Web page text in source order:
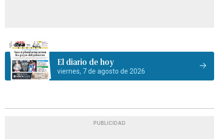
El diario de hoy
viernes, 7 de agosto de 2026
PUBLICIDAD